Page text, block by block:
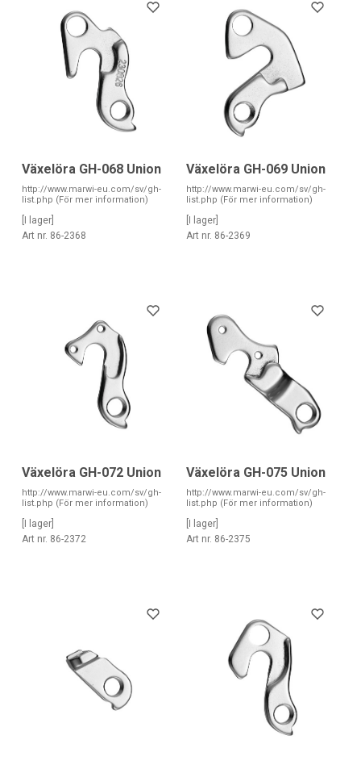
Växelöra GH-068 Union
http://www.marwi-eu.com/sv/gh-
list.php (För mer information)
[I lager]
Art nr. 86-2368
Växelöra GH-069 Union
http://www.marwi-eu.com/sv/gh-
list.php (För mer information)
[I lager]
Art nr. 86-2369
Växelöra GH-072 Union
http://www.marwi-eu.com/sv/gh-
list.php (För mer information)
[I lager]
Art nr. 86-2372
Växelöra GH-075 Union
http://www.marwi-eu.com/sv/gh-
list.php (För mer information)
[I lager]
Art nr. 86-2375